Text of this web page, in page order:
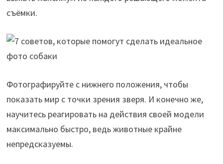
съёмки.
Фотографируйте с нижнего положения, чтобы
показать мир с точки зрения зверя. И конечно же,
научитесь реагировать на действия своей модели
максимально быстро, ведь животные крайне
непредсказуемы.